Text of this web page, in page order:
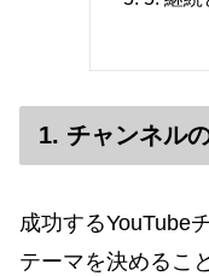
1. チャンネル
成功するYouTube
テーマを決めるこ